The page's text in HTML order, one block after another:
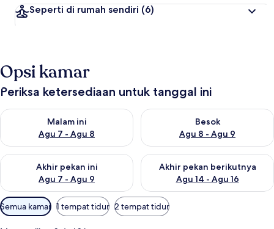
Seperti di rumah sendiri (6)
Opsi kamar
Periksa ketersediaan untuk tanggal ini
Malam ini
Agu 7 - Agu 8
Periksa ketersediaan untuk malam ini Agu 7 - Agu 8
Besok
Agu 8 - Agu 9
Periksa ketersediaan untuk
Akhir pekan ini
Agu 7 - Agu 9
Periksa ketersediaan untuk akhir pekan ini Agu 7 - Agu 9
Akhir pekan berikutnya
Agu 14 - Agu 16
Periksa ketersediaan untuk
Filter
tersedia
Semua kamar 1 tempat tidur 2 tempat tidur